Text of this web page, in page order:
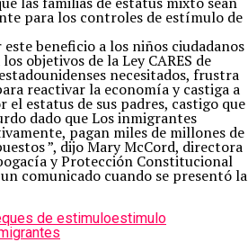
para los controles de estímulo de
beneficio a los niños ciudadanos
objetivos de la Ley CARES de
necesitados, frustra
reactivar la economía y castiga a
el estatus de sus padres, castigo que
dado que Los inmigrantes
pagan miles de millones de
”, dijo Mary McCord, directora
y Protección Constitucional
comunicado cuando se presentó la
de estimuloestimulo